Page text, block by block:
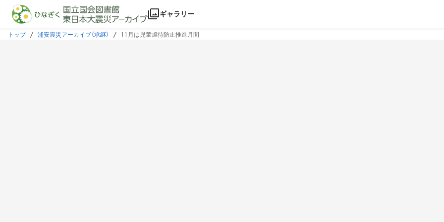
本文に飛ぶ
ギャラリー
トップ 浦安震災アーカイブ（承継） 11月は児童虐待防止推進月間